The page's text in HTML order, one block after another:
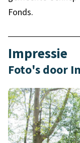
Fonds.
Impressie
Foto's door